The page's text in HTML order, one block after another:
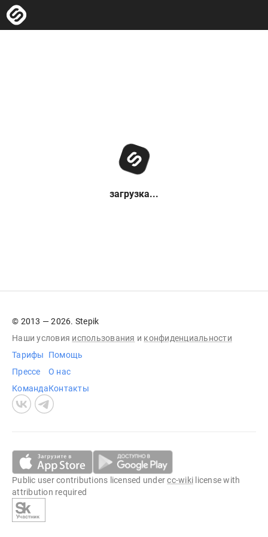
загрузка...
© 2013 — 2026. Stepik
Наши условия использования и конфиденциальности
Тарифы
Прессе
Команда
Помощь
О нас
Контакты
Public user contributions licensed undercc-wiki license with
attribution required